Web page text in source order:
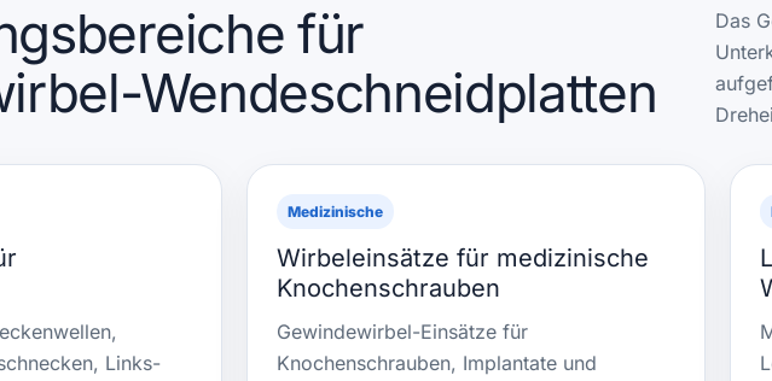
für
Wendeschneidplatten
Das
Links-
Medizinische
Wirbeleinsätze für medizinische
Knochenschrauben
Gewindewirbel-Einsätze für
Knochenschrauben, Implantate und